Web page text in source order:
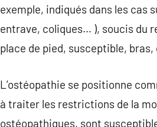
exemple, indiqués dans les
entrave, coliques… ), soucis du
place de pied, susceptible,
L’ostéopathie se positionne
à traiter les restrictions de la
ostéopathiques, sont